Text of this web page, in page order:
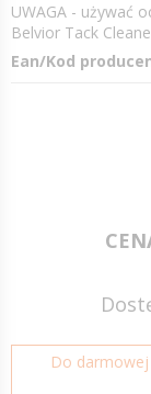
UWAGA - używać
Belvior Tack
Ean/Kod
Do